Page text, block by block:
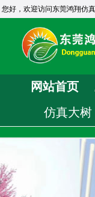
您好，欢迎访问东莞鸿翔仿
网站首页
仿真大树